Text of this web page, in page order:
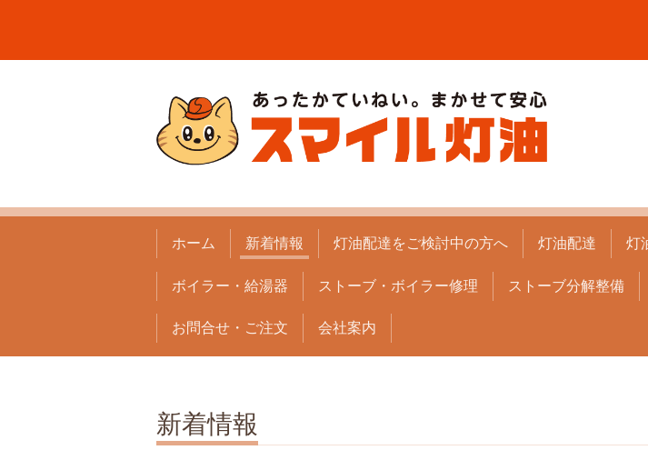
ホーム 新着情報 灯油配達をご検討中の方へ 灯油配達 灯
ボイラー・給湯器 ストーブ・ボイラー修理 ストーブ分解整備
お問合せ・ご注文 会社案内
新着情報